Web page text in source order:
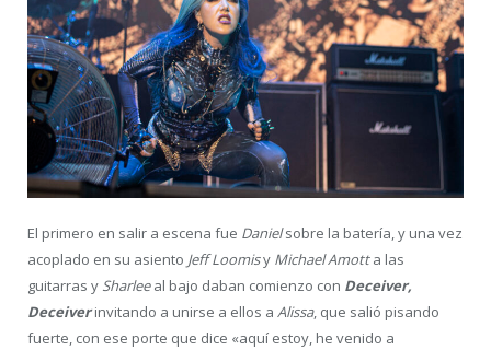
El primero en salir a escena fue Danielsobre la batería, y una vez
acoplado en su asiento Jeff Loomisy Michael Amotta las
guitarras y Sharleeal bajo daban comienzo con Deceiver,
Deceiverinvitando a unirse a ellos a Alissa, que salió pisando
fuerte, con ese porte que dice «aquí estoy, he venido a